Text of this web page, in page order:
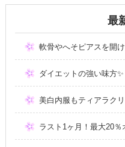
最
軟骨やへそピアスを開
ダイエットの強い味方✨
美白内服もティアラク
ラスト1ヶ月！最大20％